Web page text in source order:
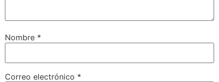
Nombre *
Correo electrónico *